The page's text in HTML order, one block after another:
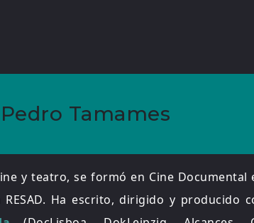
Tamames
y teatro, se formó en Cine Documental
Ha escrito, dirigido y producido